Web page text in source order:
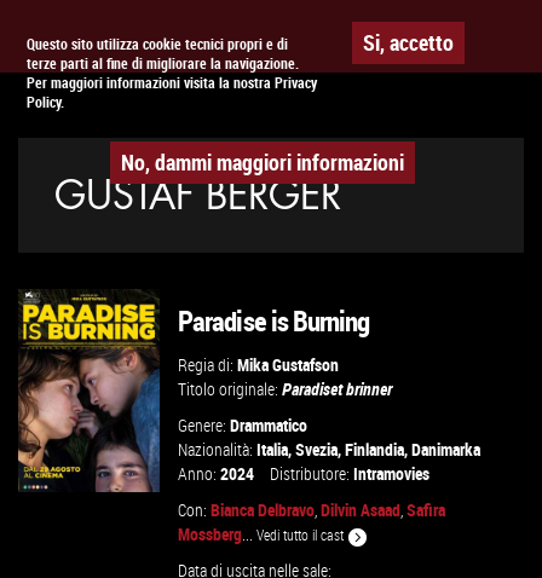
Questo sito utilizza cookie tecnici propri e di
terze parti al fine di migliorare la navigazione.
Per maggiori informazioni visita la nostra Privacy
Policy.
Si, accetto
No, dammi maggiori informazioni
APPUNTAMENTO AL CINEMA
GUSTAF BERGER
Paradise is Burning
Regia di:Mika Gustafson
Titolo originale:Paradiset brinner
Genere:Drammatico
Nazionalità:Italia,Svezia,Finlandia,Danimarka
Anno:2024 Distributore:Intramovies
Con:Bianca Delbravo,Dilvin Asaad,Safira
Mossberg...Vedi tutto il cast
Data di uscita nelle sale: